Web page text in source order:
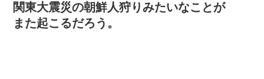
関東大震災の朝鮮人狩りみたいなことが
また起こるだろう。